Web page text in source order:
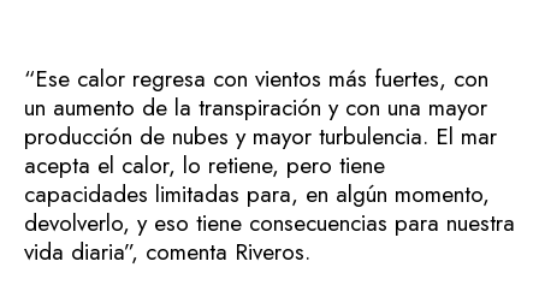
“Ese calor regresa con vientos más fuertes, con
un aumento de la transpiración y con una mayor
producción de nubes y mayor turbulencia. El mar
acepta el calor, lo retiene, pero tiene
capacidades limitadas para, en algún momento,
devolverlo, y eso tiene consecuencias para nuestra
vida diaria”, comenta Riveros.